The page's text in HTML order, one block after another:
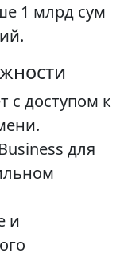
1 млрд сум
с доступом к
для
и